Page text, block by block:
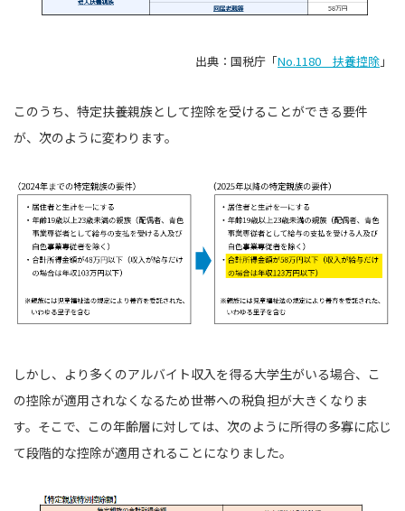
出典：国税庁「No.1180 扶養控除 」
このうち、特定扶養親族として控除を受けることができる要件
が、次のように変わります。
しかし、より多くのアルバイト収入を得る大学生がいる場合、こ
の控除が適用されなくなるため世帯への税負担が大きくなりま
す。そこで、この年齢層に対しては、次のように所得の多寡に応じ
て段階的な控除が適用されることになりました。